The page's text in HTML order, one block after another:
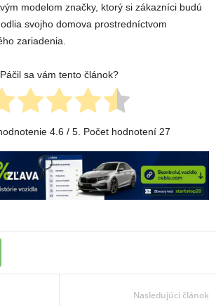
modelom značky, ktorý si zákazníci budú
svojho domova prostredníctvom
zariadenia.
Páčil sa vám tento článok?
4.6 / 5. Počet hodnotení 27
Nasledujúci článok